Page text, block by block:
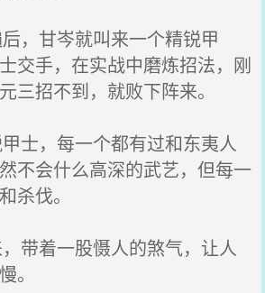
，甘岑就叫来一个精锐甲
交手，在实战中磨炼招法，刚
三招不到，就败下阵来。
士，每一个都有过和东夷人
不会什么高深的武艺，但每一
杀伐。
带着一股慑人的煞气，让人
。